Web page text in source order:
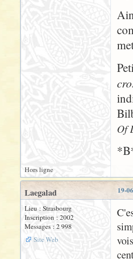
Of
Hors ligne
19-
Laegalad
Lieu : Strasbourg
Inscription : 2002
Messages : 2 998
Site Web